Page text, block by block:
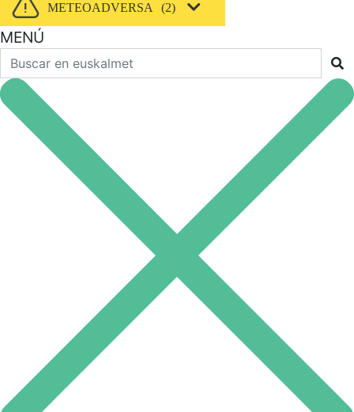
METEOADVERSA 2
MENÚ
Buscar en euskalmet